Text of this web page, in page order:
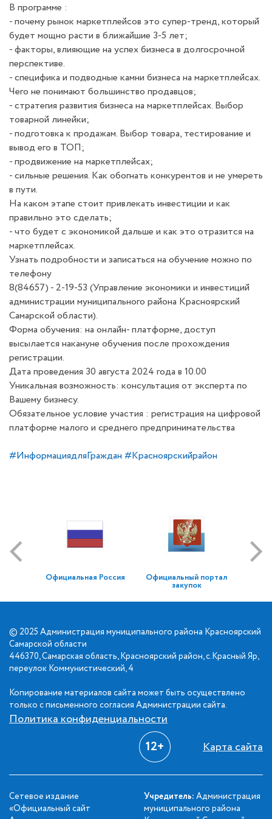
В программе :
- почему рынок маркетплейсов это супер-тренд, который
будет мощно расти в ближайшие 3-5 лет;
- факторы, влияющие на успех бизнеса в долгосрочной
перспективе.
- специфика и подводные камни бизнеса на маркетплейсах.
Чего не понимают большинство продавцов;
- стратегия развития бизнеса на маркетплейсах. Выбор
товарной линейки;
- подготовка к продажам. Выбор товара, тестирование и
вывод его в ТОП;
- продвижение на маркетплейсах;
- сильные решения. Как обогнать конкурентов и не умереть
в пути.
На каком этапе стоит привлекать инвестиции и как
правильно это сделать;
- что будет с экономикой дальше и как это отразится на
маркетплейсах.
Узнать подробности и записаться на обучение можно по
телефону
8(84657) - 2-19-53 (Управление экономики и инвестиций
администрации муниципального района Красноярский
Самарской области).
Форма обучения: на онлайн- платформе, доступ
высылается накануне обучения после прохождения
регистрации.
Дата проведения 30 августа 2024 года в 10.00
Уникальная возможность: консультация от эксперта по
Вашему бизнесу.
Обязательное условие участия : регистрация на цифровой
платформе малого и среднего предпринимательства
#ИнформациядляГраждан #Красноярскийрайон
Официальная Россия Официальный портал
закупок
© 2025 Администрация муниципального района Красноярский
Самарской области
446370, Самарская область, Красноярский район, с.Красный Яр,
переулок Коммунистический, 4
Копирование материалов сайта может быть осуществлено
только с письменного согласия Администрации сайта.
Политика конфиденциальности
12+ Карта сайта
Сетевое издание
«Официальный сайт
Учредитель: Администрация
муниципального района